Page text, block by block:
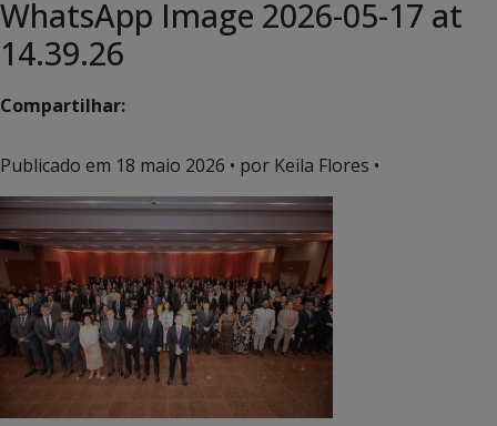
WhatsApp Image 2026-05-17 at
14.39.26
Compartilhar:
Publicado em 18 maio 2026 • por Keila Flores •